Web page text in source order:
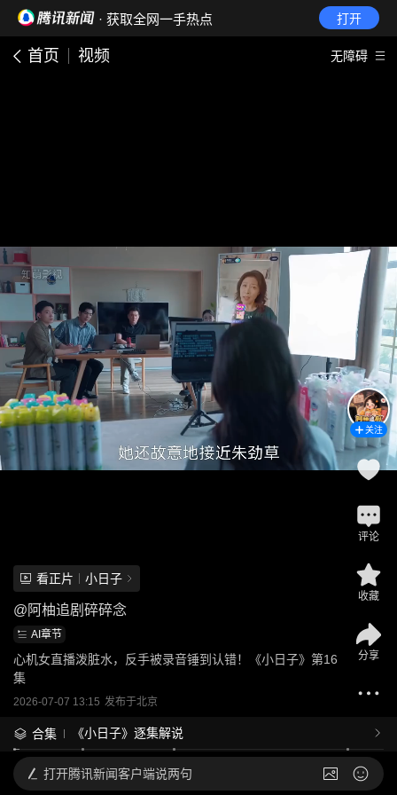
· 获取全网一手热点 打开
首页 视频 无障碍
看正片 小日子
@ 阿柚追剧碎碎念
AI章节
心机女直播泼脏水，反手被录音锤到认错！《小日子》第16
集
2026-07-07 13:15 发布于北京
合集 《小日子》逐集解说
关注
评论
收藏
分享
打开腾讯新闻客户端说两句